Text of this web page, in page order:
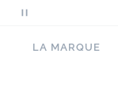
Mettre
pause
LA MARQUE